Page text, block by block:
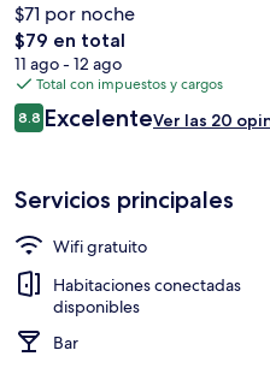
$71 por noche
El
precio
total
es
de
$79 en total
11 ago - 12 ago
Total con impuestos y cargos
Opiniones
8.88.8 de 10,
ExcelenteVer las 20
Servicios principales
Wifi gratuito
Habitaciones conectadas
disponibles
Bar